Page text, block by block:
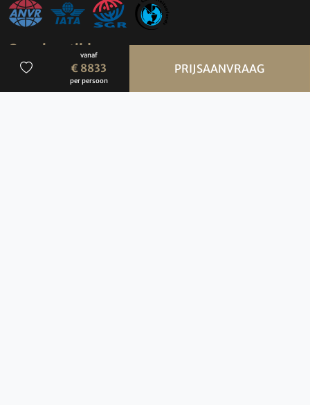
vanaf
€ 8833
per persoon
PRIJSAANVRAAG
Openingstijden
BBI Travel
maandag t/m vrijdag